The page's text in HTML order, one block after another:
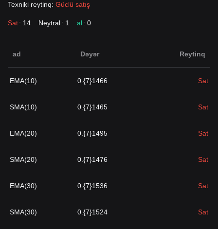
Texniki reytinq: Güclü satış
Sat: 14 Neytral: 1 al: 0
ad Dəyər Reytinq
EMA(10) 0.{7}1466 Sat
SMA(10) 0.{7}1465 Sat
EMA(20) 0.{7}1495 Sat
SMA(20) 0.{7}1476 Sat
EMA(30) 0.{7}1536 Sat
SMA(30) 0.{7}1524 Sat